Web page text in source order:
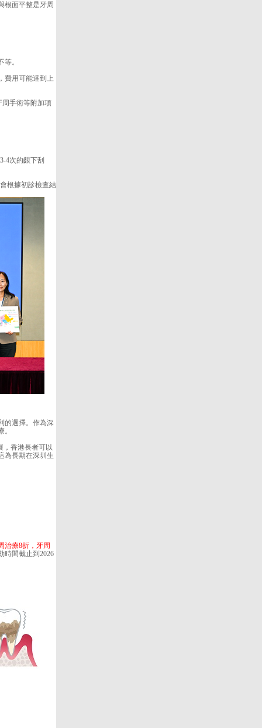
面平整是牙周
。
用可能達到上
手術等附加項
4次的齦下刮
根據初診檢查結
選擇。作為深
香港長者可以
為長期在深圳生
治療8折，牙周
時間截止到2026